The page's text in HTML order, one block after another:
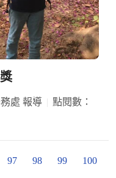
處 報導
點閱數：
97 98 99 100